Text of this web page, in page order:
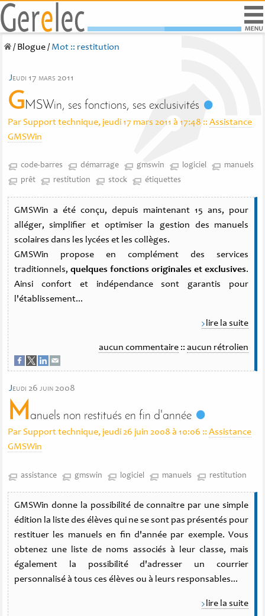
/ Blogue/ Mot :: restitution
jeudi 17 mars 2011
GMSWin, ses fonctions, ses exclusivités
Par Support technique, jeudi 17 mars 2011 à 17:48 :: Assistance
GMSWin
code-barres démarrage gmswin logiciel
manuels
prêt
restitution stock étiquettes
GMSWin a été conçu, depuis maintenant 15 ans, pour
alléger, simplifier et optimiser la gestion des manuels
scolaires dans les lycées et les collèges.
GMSWin propose en complément des services
traditionnels, quelques fonctions originales et exclusives.
Ainsi confort et indépendance sont garantis pour
l'établissement...
lire la suite
aucun commentaire :: aucun rétrolien
jeudi 26 juin 2008
Manuels non restitués en fin d'année
Par Support technique, jeudi 26 juin 2008 à 10:06 :: Assistance
GMSWin
assistance gmswin logiciel manuels restitution
GMSWin donne la possibilité de connaitre par une simple
édition la liste des élèves qui ne se sont pas présentés pour
restituer les manuels en fin d'année par exemple. Vous
obtenez une liste de noms associés à leur classe, mais
également la possibilité d'adresser un courrier
personnalisé à tous ces élèves ou à leurs responsables...
lire la suite